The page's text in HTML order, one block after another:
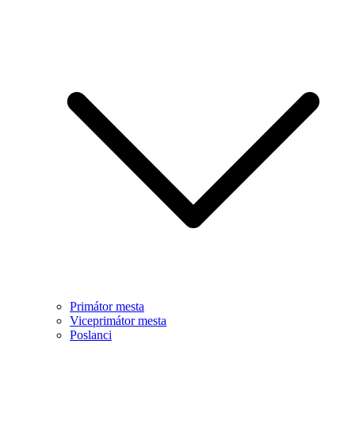
Primátor mesta
Viceprimátor mesta
Poslanci